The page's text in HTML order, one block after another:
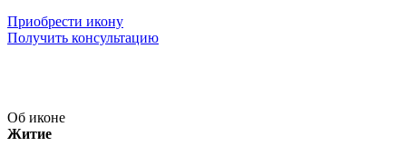
Приобрести икону
Получить консультацию
Об иконе
Житие